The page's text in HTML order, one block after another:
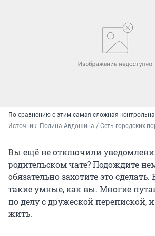
По сравнению с этим самая сложная
Источник: Полина Авдошина / Сеть городских
Вы ещё не отключили
родительском чате? Подождите
обязательно захотите это сделать.
такие умные, как вы. Многие
по делу с дружеской перепиской,
жить.